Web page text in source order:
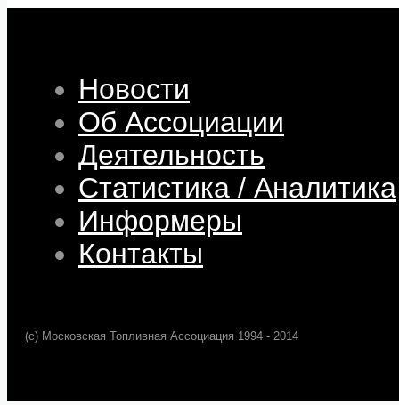
Новости
Об Ассоциации
Деятельность
Статистика / Аналитика
Информеры
Контакты
(c) Московская Топливная Ассоциация 1994 - 2014